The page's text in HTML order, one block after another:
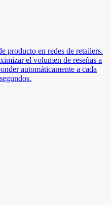
producto en redes de retailers.
el volumen de reseñas a
automáticamente a cada